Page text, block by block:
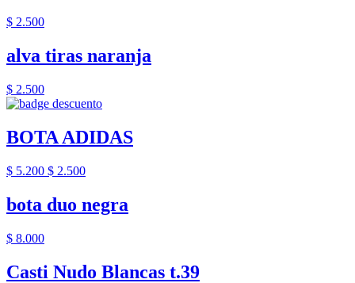
$ 2.500
alva tiras naranja
$ 2.500
BOTA ADIDAS
$ 5.200 $ 2.500
bota duo negra
$ 8.000
Casti Nudo Blancas t.39